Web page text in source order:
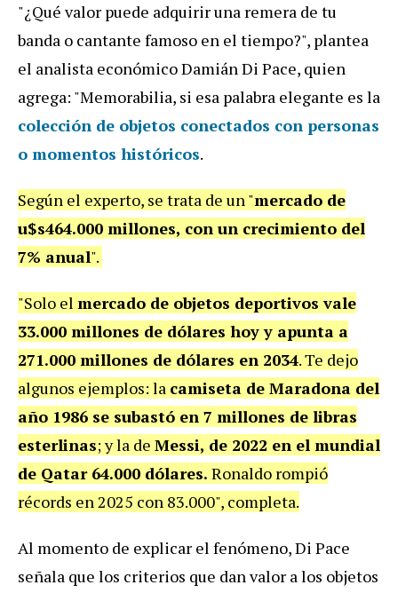
"¿Qué valor puede adquirir una remera de tu
banda o cantante famoso en el tiempo?", plantea
el analista económico Damián Di Pace, quien
agrega: "Memorabilia, si esa palabra elegante es la
colección de objetos conectados con personas
o momentos históricos.
Según el experto, se trata de un "mercado de
u$s464.000 millones, con un crecimiento del
7% anual".
"Solo el mercado de objetos deportivos vale
33.000 millones de dólares hoy y apunta a
271.000 millones de dólares en 2034. Te dejo
algunos ejemplos: la camiseta de Maradona del
año 1986 se subastó en 7 millones de libras
esterlinas; y la de Messi, de 2022 en el mundial
de Qatar 64.000 dólares. Ronaldo rompió
récords en 2025 con 83.000", completa.
Al momento de explicar el fenómeno, Di Pace
señala que los criterios que dan valor a los objetos